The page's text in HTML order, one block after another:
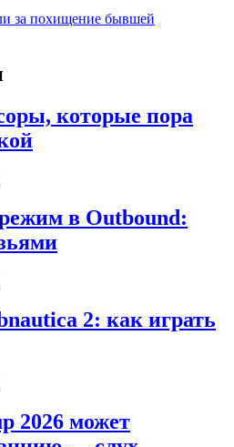
за похищение бывшей
которые пора
в Outbound:
2: как играть
2026 может